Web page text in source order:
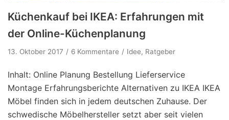
Küchenkauf bei IKEA: Erfahrungen mit
der Online-Küchenplanung
13. Oktober 2017 6 Kommentare Idee, Ratgeber
Inhalt: Online Planung Bestellung Lieferservice
Montage Erfahrungsberichte Alternativen zu IKEA IKEA
Möbel finden sich in jedem deutschen Zuhause. Der
schwedische Möbelhersteller setzt aber seit vielen